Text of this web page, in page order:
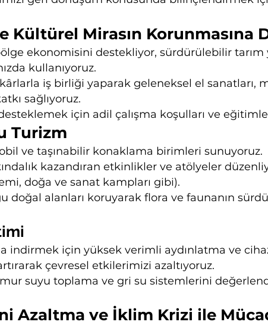
Kültürel Mirasın Korunmasına
ekonomisini destekliyor, sürdürülebilir
kullanıyoruz.
iş birliği yaparak geleneksel el sanatları,
sağlıyoruz.
için adil çalışma koşulları ve
Turizm
ve taşınabilir konaklama birimleri sunuyoruz.
kazandıran etkinlikler ve atölyeler
doğa ve sanat kampları gibi).
doğal alanları koruyarak flora ve faunanın
için yüksek verimli aydınlatma ve
çevresel etkilerimizi azaltıyoruz.
suyu toplama ve gri su sistemlerini
Azaltma ve İklim Krizi ile